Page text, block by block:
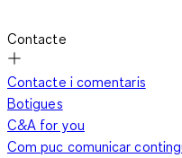
Contacte
Contacte i comentaris
Botigues
C&A for you
Com puc comunicar